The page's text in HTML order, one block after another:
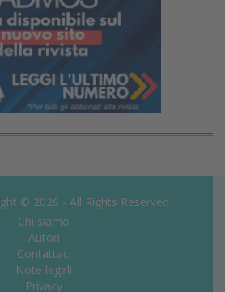
© 2026 - All Rights Reserved
Chi siamo
Autori
Contattaci
Note legali
Privacy